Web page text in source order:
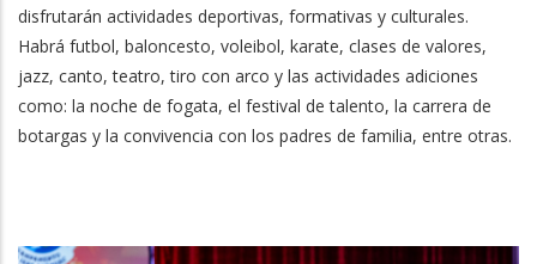
disfrutarán actividades deportivas, formativas y culturales.
Habrá futbol, baloncesto, voleibol, karate, clases de valores,
jazz, canto, teatro, tiro con arco y las actividades adiciones
como: la noche de fogata, el festival de talento, la carrera de
botargas y la convivencia con los padres de familia, entre otras.